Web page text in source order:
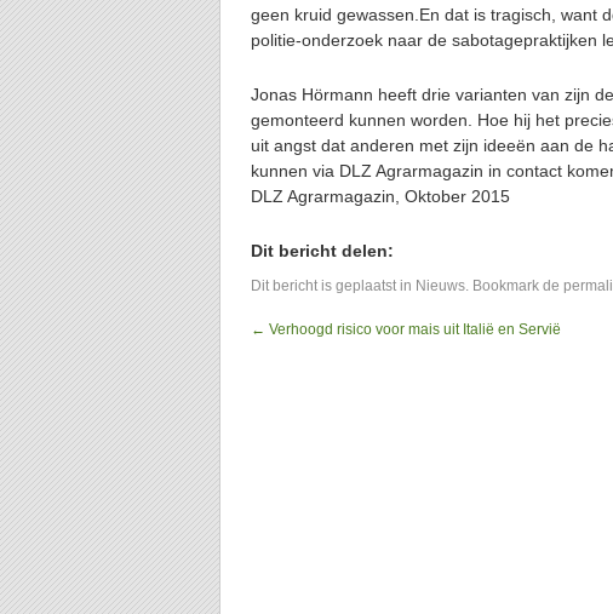
geen kruid gewassen.En dat is tragisch, want
politie-onderzoek naar de sabotagepraktijken
Jonas Hörmann heeft drie varianten van zijn
gemonteerd kunnen worden. Hoe hij het
uit angst dat anderen met zijn ideeën aan de
kunnen via DLZ Agrarmagazin in contact­
DLZ Agrarmagazin, Oktober 2015
Dit bericht delen:
Dit bericht is geplaatst in Nieuws. Bookmark de
← Verhoogd risico voor mais uit Italië en Servië